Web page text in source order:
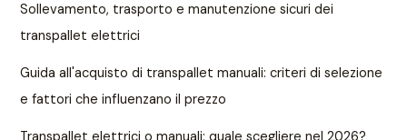
Sollevamento, trasporto e manutenzione sicuri dei
transpallet elettrici
Guida all'acquisto di transpallet manuali: criteri di selezione
e fattori che influenzano il prezzo